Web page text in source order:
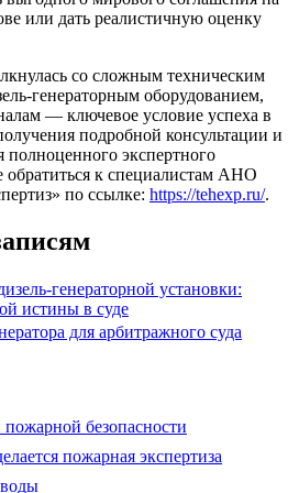
или дать реалистичную оценку
со сложным техническим
генераторным оборудованием,
— ключевое условие успеха в
подробной консультации и
полноценного экспертного
обратиться к специалистам АНО
по ссылке: https://tehexp.ru/.
генераторной установки:
истины в суде
для арбитражного суда
пожарной безопасности
пожарная экспертиза
воды